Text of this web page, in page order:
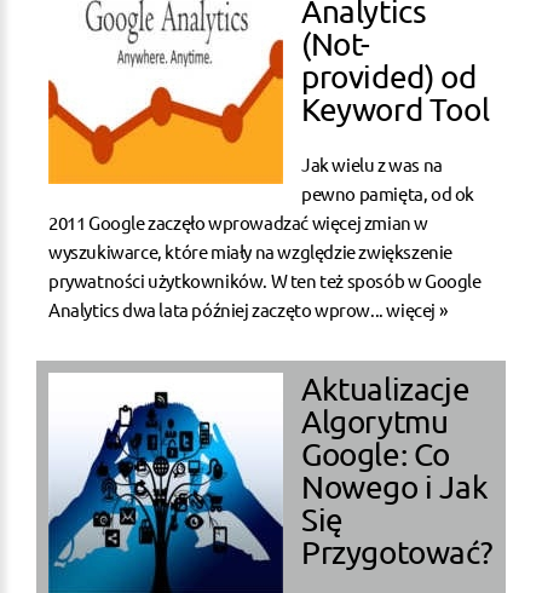
Analytics
(Not-
provided) od
Keyword Tool
Jak wielu z was na
pewno pamięta, od ok
2011 Google zaczęło wprowadzać więcej zmian w
wyszukiwarce, które miały na względzie zwiększenie
prywatności użytkowników. W ten też sposób w Google
Analytics dwa lata później zaczęto wprow...więcej »
Aktualizacje
Algorytmu
Google: Co
Nowego i Jak
Się
Przygotować?